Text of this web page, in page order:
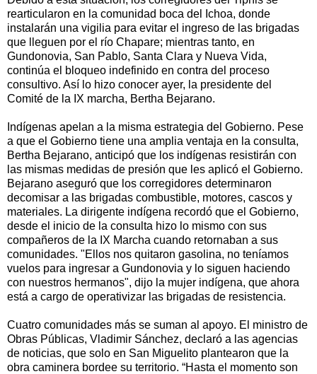
rearticularon en la comunidad boca del Ichoa, donde
instalarán una vigilia para evitar el ingreso de las brigadas
que lleguen por el río Chapare; mientras tanto, en
Gundonovia, San Pablo, Santa Clara y Nueva Vida,
continúa el bloqueo indefinido en contra del proceso
consultivo. Así lo hizo conocer ayer, la presidente del
Comité de la IX marcha, Bertha Bejarano.
Indígenas apelan a la misma estrategia del Gobierno. Pese
a que el Gobierno tiene una amplia ventaja en la consulta,
Bertha Bejarano, anticipó que los indígenas resistirán con
las mismas medidas de presión que les aplicó el Gobierno.
Bejarano aseguró que los corregidores determinaron
decomisar a las brigadas combustible, motores, cascos y
materiales. La dirigente indígena recordó que el Gobierno,
desde el inicio de la consulta hizo lo mismo con sus
compañeros de la IX Marcha cuando retornaban a sus
comunidades. "Ellos nos quitaron gasolina, no teníamos
vuelos para ingresar a Gundonovia y lo siguen haciendo
con nuestros hermanos", dijo la mujer indígena, que ahora
está a cargo de operativizar las brigadas de resistencia.
Cuatro comunidades más se suman al apoyo. El ministro de
Obras Públicas, Vladimir Sánchez, declaró a las agencias
de noticias, que solo en San Miguelito plantearon que la
obra caminera bordee su territorio. “Hasta el momento son